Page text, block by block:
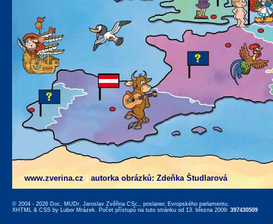
www.zverina.cz autorka obrázků: Zdeňka Študlarová
© 2004 - 2026 Doc. MUDr. Jaroslav Zvěřina CSc., poslanec Evropského parlamentu,
XHTML & CSS by Lubor Mrázek. Počet přístupů na tuto stránku od 13. března 2009: 397430509